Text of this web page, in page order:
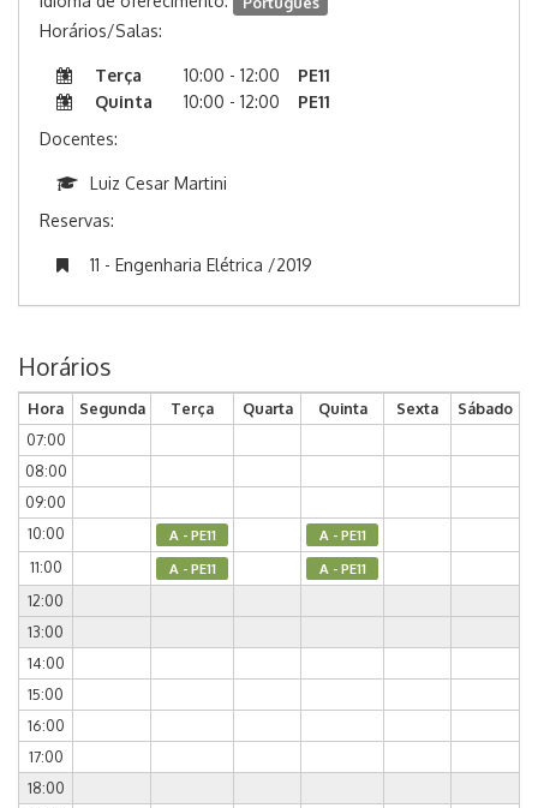
Horários/Salas:
Terça 10:00 - 12:00
PE11
Quinta
10:00 - 12:00
PE11
Docentes:
Luiz Cesar Martini
Reservas:
11 - Engenharia Elétrica /2019
Horários
Hora Segunda Terça Quarta Quinta Sexta
Sábado
07:00
08:00
09:00
10:00
A - PE11 A - PE11
11:00 A - PE11 A - PE11
12:00
13:00
14:00
15:00
16:00
17:00
18:00